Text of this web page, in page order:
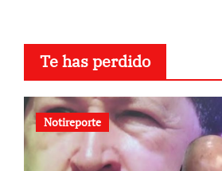
Te has perdido
Notireporte